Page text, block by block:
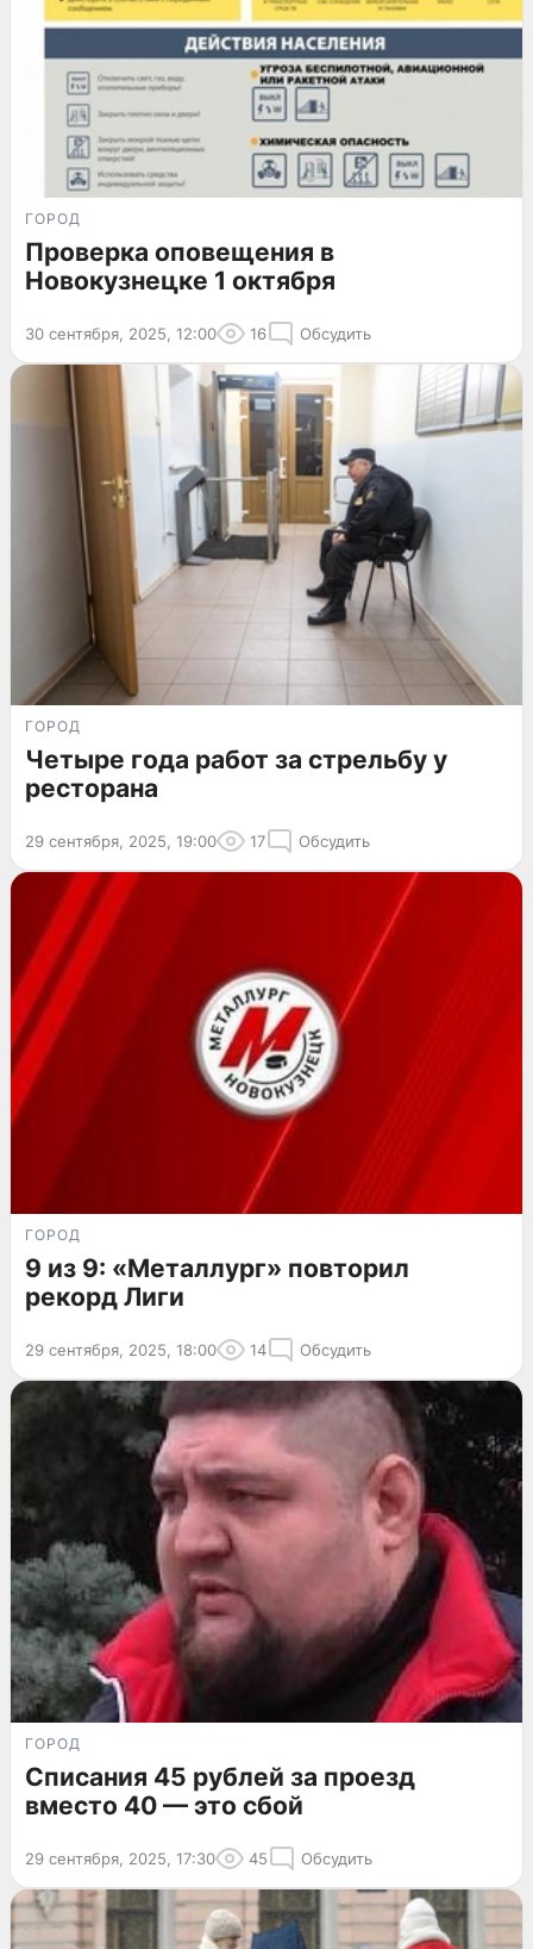
ГОРОД
Проверка оповещения в
Новокузнецке 1 октября
30 сентября, 2025, 12:00 16 Обсудить
ГОРОД
Четыре года работ за стрельбу у
ресторана
29 сентября, 2025, 19:00 17 Обсудить
ГОРОД
9 из 9: «Металлург» повторил
рекорд Лиги
29 сентября, 2025, 18:00 14 Обсудить
ГОРОД
Списания 45 рублей за проезд
вместо 40 — это сбой
29 сентября, 2025, 17:30 45 Обсудить